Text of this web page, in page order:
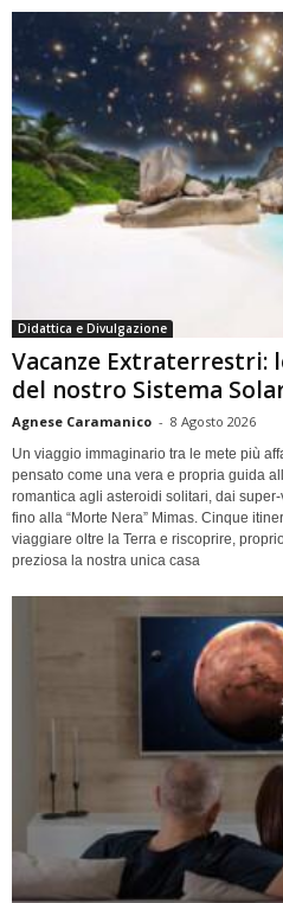
Didattica e Divulgazione
Vacanze
del nostro Sistema
Agnese Caramanico - 8 Agosto 2026
Un viaggio immaginario tra le mete più
pensato come una vera e propria guida
romantica agli asteroidi solitari, dai
fino alla “Morte Nera” Mimas. Cinque
viaggiare oltre la Terra e riscoprire,
preziosa la nostra unica casa